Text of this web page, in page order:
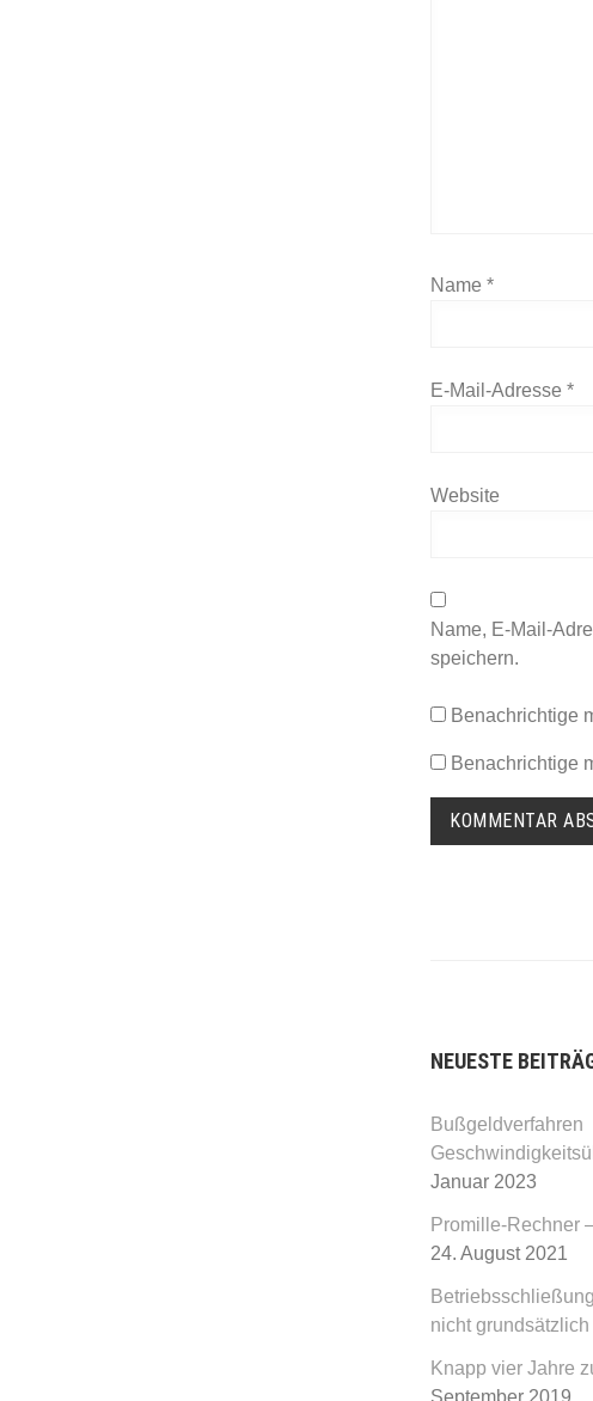
Name *
E-Mail-Adresse *
Website
Name, E-Mail-
speichern.
Benachrichtige
Benachrichtige
NEUESTE
Bußgeldverfahren
Januar 2023
Promille-Rechner
24. August 2021
nicht
Knapp vier Jahre